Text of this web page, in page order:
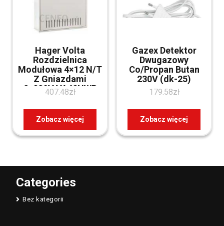
Hager Volta
Rozdzielnica
Modułowa 4×12 N/T
Z Gniazdami
3x230V VA48NWP
407.48zł
Zobacz więcej
Gazex Detektor
Dwugazowy
Co/Propan Butan
230V (dk-25)
179.58zł
Zobacz więcej
Categories
Bez kategorii